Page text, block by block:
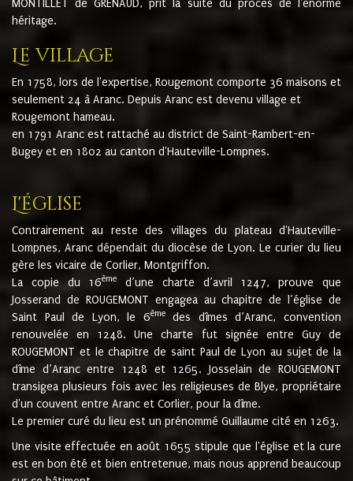
MONTILLET de GRENAUD, prit la suite du procès de l'énorme
héritage.
Le village
En 1758, lors de l'expertise, Rougemont comporte 36 maisons et
seulement 24 à Aranc. Depuis Aranc est devenu village et
Rougemont hameau.
en 1791 Aranc est rattaché au district de Saint-Rambert-en-
Bugey et en 1802 au canton d'Hauteville-Lompnes.
L'église
Contrairement au reste des villages du plateau d'Hauteville-
Lompnes, Aranc dépendait du diocèse de Lyon. Le curier du lieu
gère les vicaire de Corlier, Montgriffon.
La copie du 16ème
d’une charte d’avril 1247, prouve que
Josserand de ROUGEMONT engagea au chapitre de l’église de
Saint Paul de Lyon, le 6èmedes dîmes d’Aranc, convention
renouvelée en 1248. Une charte fut signée entre Guy de
ROUGEMONT et le chapitre de saint Paul de Lyon au sujet de la
dîme d’Aranc entre 1248 et 1265. Josselain de ROUGEMONT
transigea plusieurs fois avec les religieuses de Blye, propriétaire
d'un couvent entre Aranc et Corlier, pour la dîme.
Le premier curé du lieu est un prénommé Guillaume cité en 1263.
Une visite effectuée en août 1655 stipule que l'église et la cure
est en bon été et bien entretenue, mais nous apprend beaucoup